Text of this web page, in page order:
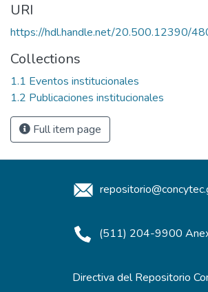
URI
https://hdl.handle.net/20.500.12390/
Collections
1.1 Eventos institucionales
1.2 Publicaciones institucionales
Full item page
(511) 204-9900
Directiva del Repositorio